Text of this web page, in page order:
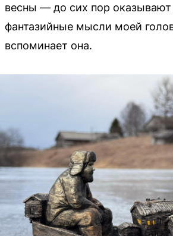
весны — до сих пор оказывают
фантазийные мысли моей
вспоминает она.